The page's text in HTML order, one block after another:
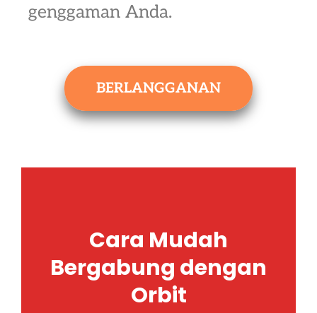
genggaman Anda.
BERLANGGANAN
Cara Mudah
Bergabung dengan
Orbit